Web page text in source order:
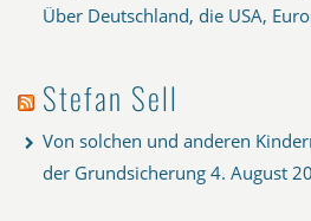
Über Deutschland, die USA,
Stefan Sell
Von solchen und anderen
der Grundsicherung 4. August